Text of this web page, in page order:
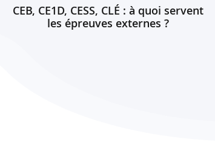
CEB, CE1D, CESS, CLÉ : à quoi servent
les épreuves externes ?